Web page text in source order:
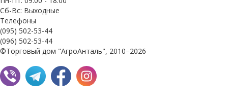
Сб-Вс: Выходные
Телефоны
(095) 502-53-44
(096) 502-53-44
©Торговый дом "АгроАнталь", 2010–2026